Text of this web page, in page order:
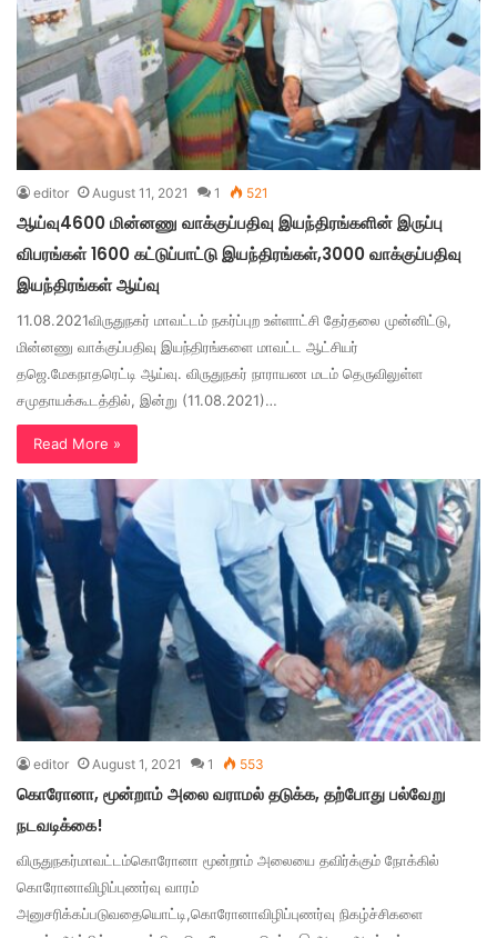
editor August 11, 2021 1 521
ஆய்வு4600 மின்னணு வாக்குப்பதிவு இயந்திரங்களின் இருப்பு
விபரங்கள் 1600 கட்டுப்பாட்டு இயந்திரங்கள்,3000 வாக்குப்பதிவு
இயந்திரங்கள் ஆய்வு
11.08.2021விருதுநகர் மாவட்டம் நகர்ப்புற உள்ளாட்சி தேர்தலை முன்னிட்டு,
மின்னணு வாக்குப்பதிவு இயந்திரங்களை மாவட்ட ஆட்சியர்
தஜெ.மேகநாதரெட்டி ஆய்வு. விருதுநகர் நாராயண மடம் தெருவிலுள்ள
சமுதாயக்கூடத்தில், இன்று (11.08.2021)…
Read More »
editor August 1, 2021 1 553
கொரோனா, மூன்றாம் அலை வராமல் தடுக்க, தற்போது பல்வேறு
நடவடிக்கை!
விருதுநகர்மாவட்டம்கொரோனா மூன்றாம் அலையை தவிர்க்கும் நோக்கில்
கொரோனாவிழிப்புணர்வு வாரம்
அனுசரிக்கப்படுவதையொட்டி,கொரோனாவிழிப்புணர்வு நிகழ்ச்சிகளை